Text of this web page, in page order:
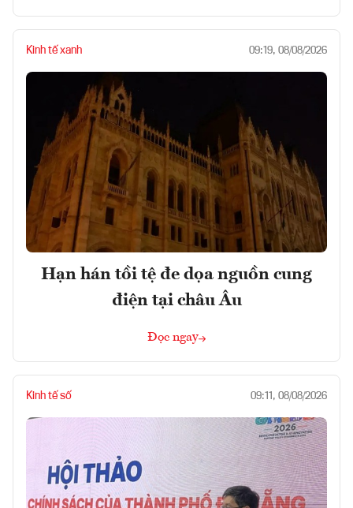
Kinh tế xanh 09:19, 08/08/2026
Hạn hán tồi tệ đe dọa nguồn cung
điện tại châu Âu
Đọc ngay
Kinh tế số 09:11, 08/08/2026